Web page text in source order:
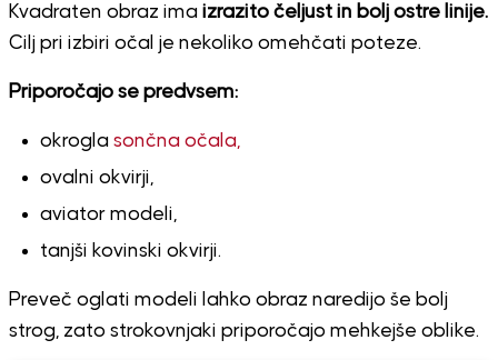
Kvadraten obraz imaizrazito čeljust in bolj ostre linije.
Cilj pri izbiri očal je nekoliko omehčati poteze.
Priporočajo se predvsem:
okrogla sončna očala,
ovalni okvirji,
aviator modeli,
tanjši kovinski okvirji.
Preveč oglati modeli lahko obraz naredijo še bolj
strog, zato strokovnjaki priporočajo mehkejše oblike.